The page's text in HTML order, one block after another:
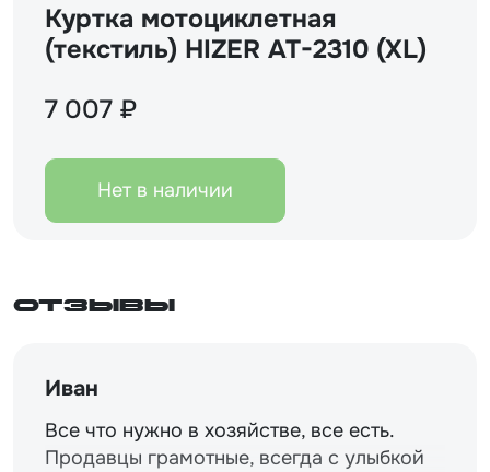
Куртка мотоциклетная
(текстиль) HIZER AT-2310 (XL)
7 007 ₽
Нет в наличии
Отзывы
Иван
Все что нужно в хозяйстве, все есть.
Продавцы грамотные, всегда с улыбкой